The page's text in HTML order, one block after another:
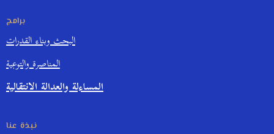
برامج
البحث وبناء القدرات
المناصرة والتوعية
المساءلة والعدالة الانتقالية
نبذة عنا